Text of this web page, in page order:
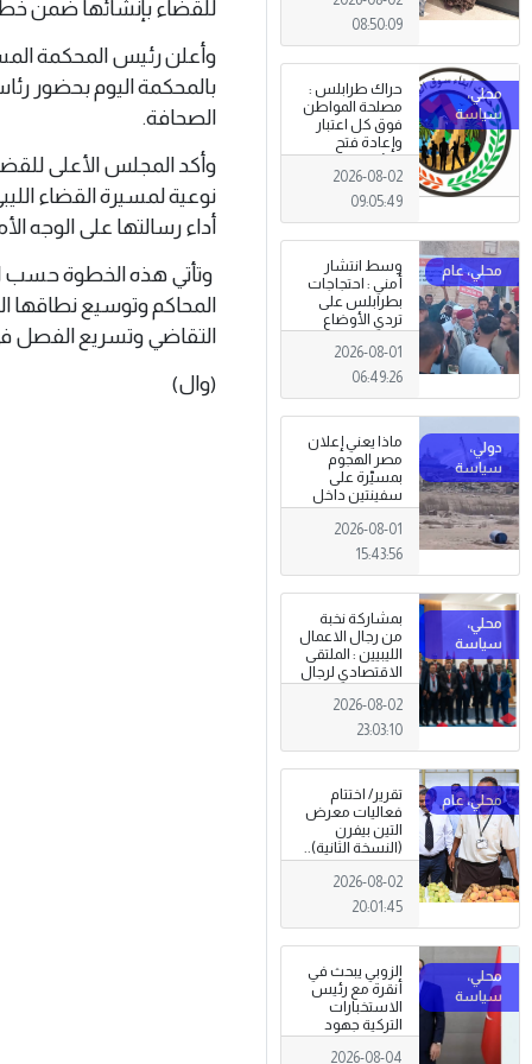
08:50:09
حراك طرابلس :
مصلحة المواطن
فوق كل اعتبار
وإعادة فتح
المؤسسات
جاءت استجابةً
للإرادة الشعبية
2026-08-02
09:05:49
وسط انتشار
أمني : احتجاجات
بطرابلس على
تردي الأوضاع
المعيشية وتدني
الخدمات العامة .
2026-08-01
06:49:26
ماذا يعني إعلان
مصر الهجوم
بمسيّرة على
سفينتين داخل
ميناء دمياط؟
(قراءة تحليلية)
2026-08-01
15:43:56
بمشاركة نخبة
من رجال الاعمال
الليبيين : الملتقى
الاقتصادي لرجال
الاعمال 2026
تبدأ فعاليات
بمدينة سرت .
2026-08-02
23:03:10
تقرير/ اختتام
فعاليات معرض
التين بيفرن
(النسخة الثانية)..
تظاهرة وطنية
وصمود
للمزارعين في
2026-08-02
20:01:45
الزوبي يبحث في
أنقرة مع رئيس
الاستخبارات
التركية جهود
توحيد المؤسسة
العسكرية على
2026-08-04
للقضاء بإنشائها ضمن
وأعلن رئيس المحكمة
بالمحكمة اليوم بحضور
الصحافة.
وأكد المجلس الأعلى
نوعية لمسيرة القضاء
أداء رسالتها على الوجه
وتأتي هذه الخطوة حسب
المحاكم وتوسيع نطاقها
التقاضي وتسريع الفصل
(وال)